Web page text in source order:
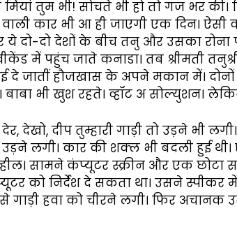
तुम भी! सोचते भी हो तो गज भर
कार भी आ ही जाएगी एक दिन।
दो-दो देशों के बीच तनु और उसका रोना
में पहुंच जाते कनाडा। तब श्रीमती तनुश्री
दे जातीं हौजखास के अपने मकान में।
भी खुश रहते। व्हॉट अ सोल्युशन।
देर, देखो, दीप तुम्हारी गाड़ी तो उड़ने भी
उड़ने लगी। कार की शक्ल भी बदली हुई
सामने कंप्यूटर स्क्रीन और एक छोटा
को निर्देश दे सकता था। उसने स्पीकर में
गाड़ी हवा को चीरने लगी। फिर अचानक